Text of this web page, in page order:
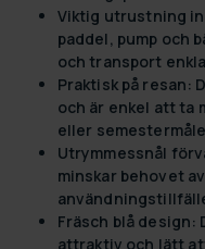
Viktig utrustning
paddel, pump och
och transport
Praktisk på resan:
och är enkel att ta
eller
Utrymmessnål
minskar behovet
Fräsch blå design:
attraktiv och lätt